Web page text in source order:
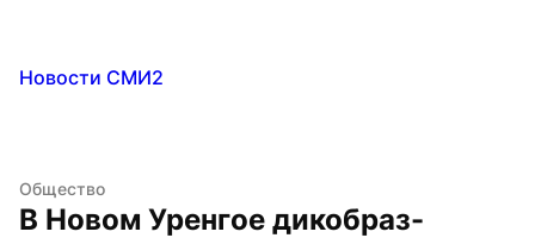
Новости СМИ2
Общество
В Новом Уренгое дикобраз-